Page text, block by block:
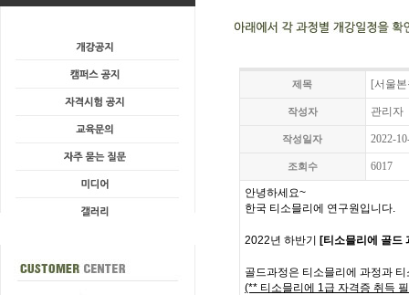
제목 [서울
작성자 관리자
작성일자 2022-
조회수 6017
안녕하세요~
한국 티소믈리에 연구원입니다.
2022년 하반기 [티소믈리에 골드
골드과정은 티소믈리에 과정과
(** 티소믈리에 1급 자격증 취득